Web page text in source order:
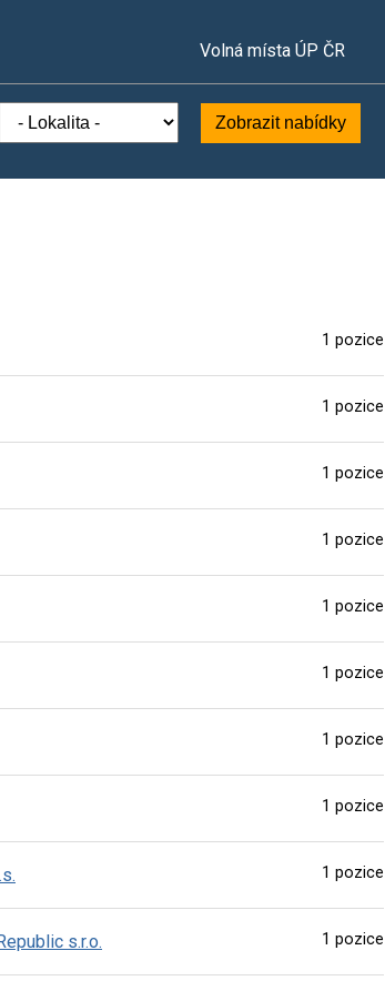
Volná místa ÚP ČR
Zobrazit nabídky
1 pozice
1 pozice
1 pozice
1 pozice
1 pozice
1 pozice
1 pozice
1 pozice
1 pozice
1 pozice
s.r.o.